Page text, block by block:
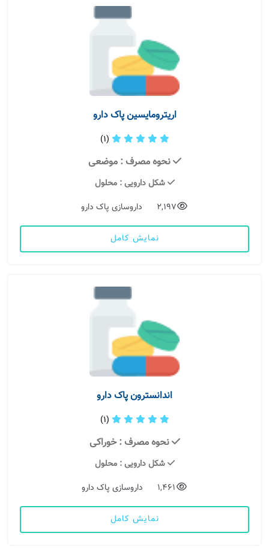
اریترومایسین پاک دارو
(1)
نحوه مصرف : موضعی
شکل دارویی: محلول
2,197
داروسازی پاک دارو
نمایش کامل
اندانسترون پاک دارو
(1)
نحوه مصرف : خوراکی
شکل دارویی: محلول
1,461
داروسازی پاک دارو
نمایش کامل